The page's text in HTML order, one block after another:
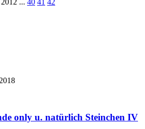
... 40 41 42
only u. natürlich Steinchen IV